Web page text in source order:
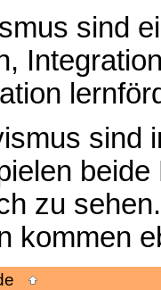
sind
sind
zu
kommen